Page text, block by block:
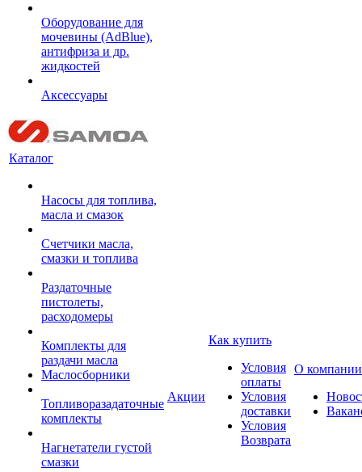
Оборудование для
мочевины (AdBlue),
антифриза и др.
жидкостей
Аксессуары
Каталог
Насосы для топлива,
масла и смазок
Счетчики масла,
смазки и топлива
Раздаточные
пистолеты,
расходомеры
Комплекты для
раздачи масла
Маслосборники
Топливоразадаточные
комплекты
Нагнетатели густой
смазки
Акции
Как купить
Условия
оплаты
Условия
доставки
Условия
Возврата
О компании